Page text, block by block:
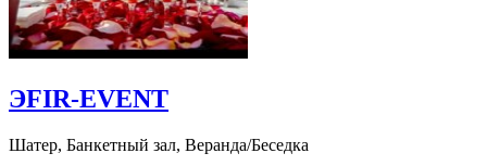
ЭFIR-EVENT
Шатер, Банкетный зал, Веранда/Беседка